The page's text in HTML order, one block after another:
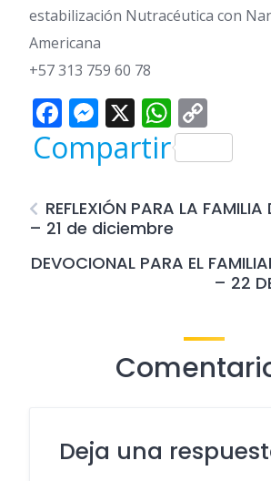
estabilización Nutracéutica con
Americana
+57 313 759 60 78
Facebook
Messenger
X
Link
Compartir
REFLEXIÓN PARA LA
– 21 de diciembre
DEVOCIONAL PARA EL
– 22
Deja una